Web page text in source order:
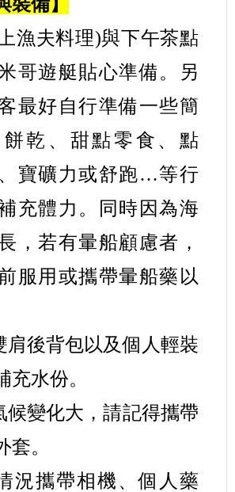
漁夫料理)與下午茶點
哥遊艇貼心準備。另
最好自行準備一些簡
乾、甜點零食、點
寶礦力或舒跑…等行
充體力。同時因為海
，若有暈船顧慮者，
服用或攜帶暈船藥以
肩後背包以及個人輕裝
充水份。
候變化大，請記得攜帶
套。
況攜帶相機、個人藥